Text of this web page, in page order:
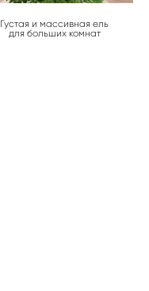
Густая и массивная ель
для больших комнат